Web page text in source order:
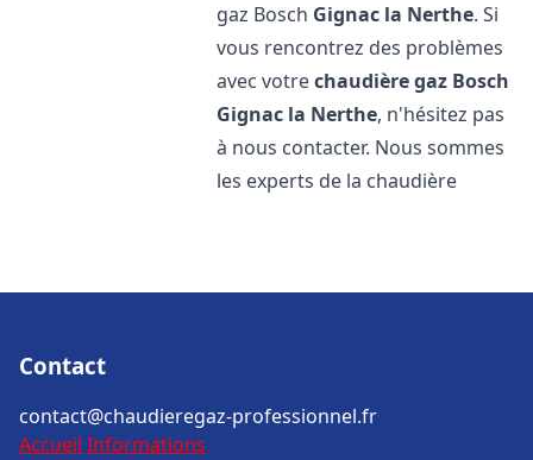
gaz Bosch Gignac la Nerthe. Si
vous rencontrez des problèmes
avec votrechaudière gaz Bosch
Gignac la Nerthe, n'hésitez pas
à nous contacter. Nous sommes
les experts de la chaudière
Contact
contact@chaudieregaz-professionnel.fr
Accueil Informations